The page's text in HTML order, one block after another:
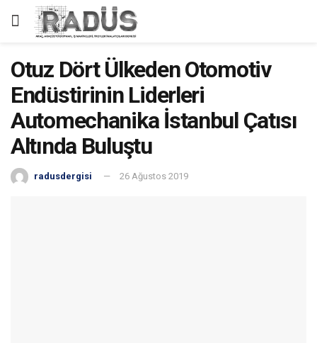
Otuz Dört Ülkeden Otomotiv
Endüstirinin Liderleri
Automechanika İstanbul Çatısı
Altında Buluştu
radusdergisi 26 Ağustos 2019